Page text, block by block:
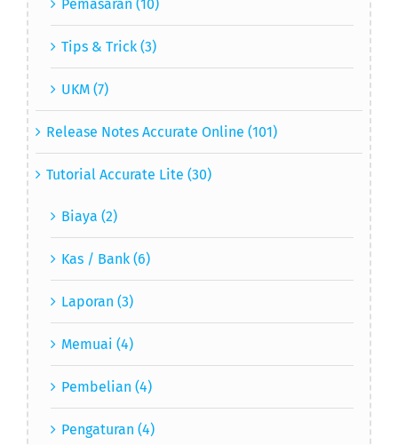
Tips & Trick (3)
UKM (7)
Release Notes Accurate Online (101)
Tutorial Accurate Lite (30)
Kas / Bank (6)
Laporan (3)
Memuai (4)
Pembelian (4)
Pengaturan (4)